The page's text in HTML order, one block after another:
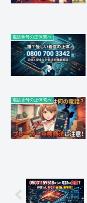
電話番号の正体調べ
電話番号の正体調べ